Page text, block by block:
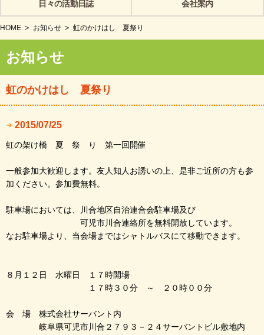
日々の活動日誌 会社案内
HOME お知らせ 虹のかけはし 夏祭り
お知らせ
虹のかけはし 夏祭り
2015/07/25
虹の架け橋 夏 祭 り 第一回開催
一般参加大歓迎します。友人知人お誘いの上、是非ご近所の方も参
加ください。参加費無料。
駐車場においては、川合地区自治連合会駐車場及び
可児市川合連絡所を無料開放しています。
なお駐車場より、当会場まではシャトルバスにて移動できます。
８月１２日 水曜日 １７時開場
１７時３０分 ～ ２０時００分
会 場 株式会社サーバント内
岐阜県可児市川合２７９３－２４サーバントビル敷地内